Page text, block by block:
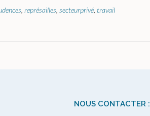
représailles secteurprivé travail
NOUS CONTACTER :